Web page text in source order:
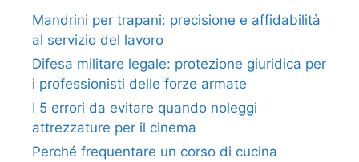
Mandrini per trapani: precisione e affidabilità
al servizio del lavoro
Difesa militare legale: protezione giuridica per
i professionisti delle forze armate
I 5 errori da evitare quando noleggi
attrezzature per il cinema
Perché frequentare un corso di cucina